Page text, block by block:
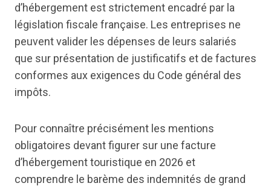
d’hébergement est strictement encadré par la
législation fiscale française. Les entreprises ne
peuvent valider les dépenses de leurs salariés
que sur présentation de justificatifs et de factures
conformes aux exigences du Code général des
impôts.
Pour connaître précisément les mentions
obligatoires devant figurer sur une facture
d’hébergement touristique en 2026 et
comprendre le barème des indemnités de grand